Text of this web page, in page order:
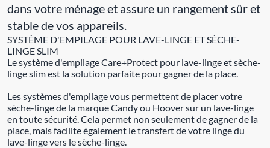
dans votre ménage et assure un rangement sûr et
stable de vos appareils.
SYSTÈME D'EMPILAGE POUR LAVE-LINGE ET SÈCHE-
LINGE SLIM
Le système d'empilage Care+Protect pour lave-linge et sèche-
linge slim est la solution parfaite pour gagner de la place.
Les systèmes d'empilage vous permettent de placer votre
sèche-linge de la marque Candy ou Hoover sur un lave-linge
en toute sécurité. Cela permet non seulement de gagner de la
place, mais facilite également le transfert de votre linge du
lave-linge vers le sèche-linge.